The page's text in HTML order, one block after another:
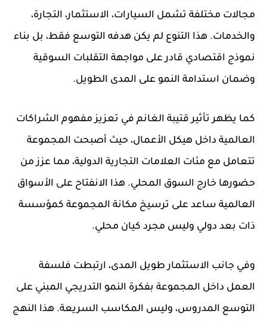
مجالات مختلفة تشمل السيارات، الاستثمار، التجارة،
والخدمات. هذا التنوع لم يكن هدفه التوسع فقط، بل بناء
نموذج اقتصادي قادر على مواجهة التقلبات السوقية
وضمان استدامة النمو على المدى الطويل.
كما يظهر تأثير قتيبة الغانم في تعزيز مفهوم الشراكات
العالمية داخل هيكل الأعمال، حيث أصبحت المجموعة
تتعامل مع مئات العلامات التجارية الدولية، مما عزز من
حضورها خارج السوق المحلي. هذا الانفتاح على الأسواق
العالمية ساعد على ترسيخ مكانة المجموعة كمؤسسة
ذات بعد دولي وليس مجرد كيان محلي.
وفي جانب الاستثمار طويل المدى، ارتبطت فلسفة
العمل داخل المجموعة بفكرة النمو التدريجي المبني على
التوسع المدروس، وليس المكاسب السريعة. هذا النهج